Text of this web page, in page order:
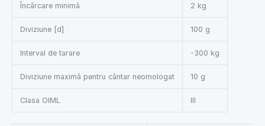
Încărcare minimă 2 kg
Diviziune [d] 100 g
Interval de tarare -300 kg
Diviziune maximă pentru cântar neomologat 10 g
Clasa OIML III